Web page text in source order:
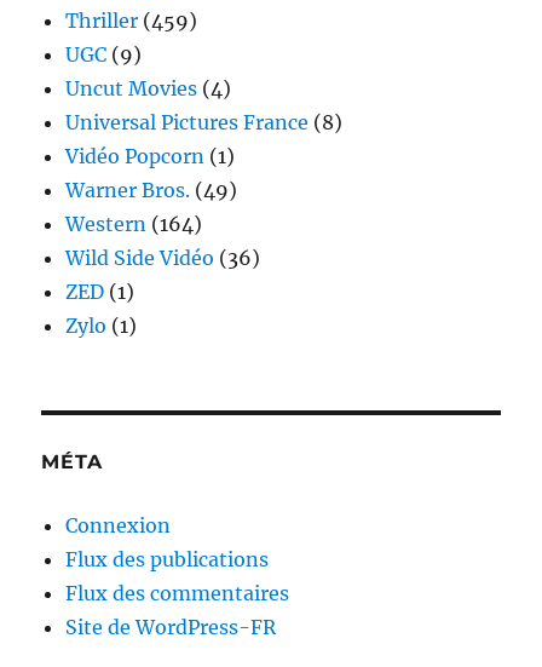
Thriller (459)
UGC (9)
Uncut Movies (4)
Universal Pictures France (8)
Vidéo Popcorn (1)
Warner Bros. (49)
Western (164)
Wild Side Vidéo (36)
ZED (1)
Zylo (1)
MÉTA
Connexion
Flux des publications
Flux des commentaires
Site de WordPress-FR